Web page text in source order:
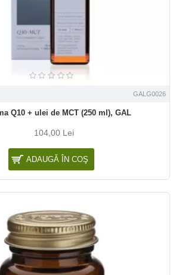
GALG0026
Q10 + ulei de MCT (250 ml), GAL
104,00 Lei
ADAUGĂ ÎN COŞ